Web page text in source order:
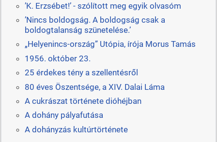
’K. Erzsébet!’ - szólított meg egyik olvasóm
’Nincs boldogság. A boldogság csak a
boldogtalanság szünetelése.’
„Helyenincs-ország” Utópia, írója Morus Tamás
1956. október 23.
25 érdekes tény a szellentésről
80 éves Öszentsége, a XIV. Dalai Láma
A cukrászat története dióhéjban
A dohány pályafutása
A dohányzás kultúrtörténete